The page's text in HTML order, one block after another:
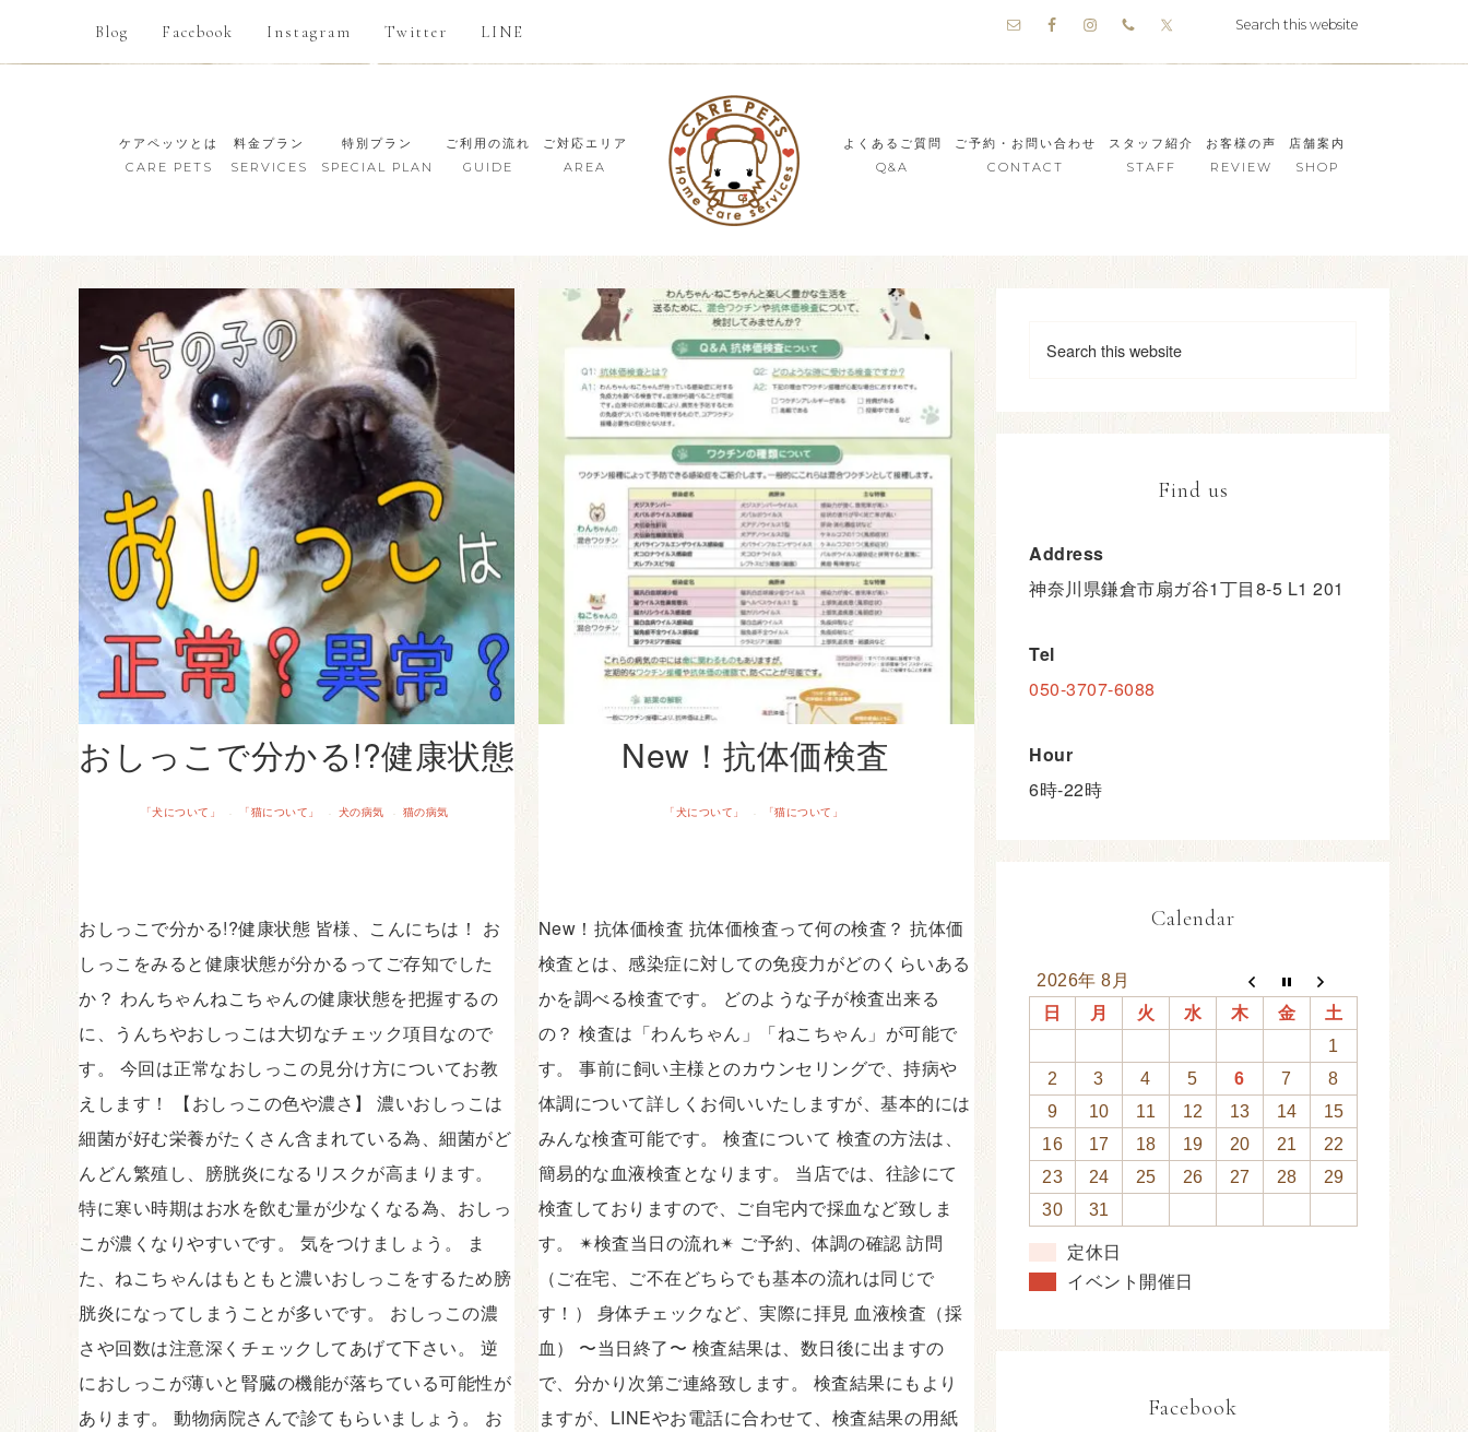
Blog Facebook Instagram Twitter LINE
ケアペッツとは
CARE PETS
料金プラン
SERVICES
特別プラン
SPECIAL PLAN
ご利用の流れ
GUIDE
ご対応エリア
AREA
よくあるご質問
Q&A
ご予約・お問い合わせ
CONTACT
スタッフ紹介
STAFF
お客様の声
REVIEW
店舗案内
SHOP
おしっこで分かる!?健康状態
「犬について」 · 「猫について」 · 犬の病気 · 猫の病気
おしっこで分かる!?健康状態 皆様、こんにちは！ お
しっこをみると健康状態が分かるってご存知でした
か？ わんちゃんねこちゃんの健康状態を把握するの
に、うんちやおしっこは大切なチェック項目なので
す。 今回は正常なおしっこの見分け方についてお教
えします！ 【おしっこの色や濃さ】 濃いおしっこは
細菌が好む栄養がたくさん含まれている為、細菌がど
んどん繁殖し、膀胱炎になるリスクが高まります。
特に寒い時期はお水を飲む量が少なくなる為、おしっ
こが濃くなりやすいです。 気をつけましょう。 ま
た、ねこちゃんはもともと濃いおしっこをするため膀
胱炎になってしまうことが多いです。 おしっこの濃
さや回数は注意深くチェックしてあげて下さい。 逆
におしっこが薄いと腎臓の機能が落ちている可能性が
あります。 動物病院さんで診てもらいましょう。 お
New！抗体価検査
「犬について」 · 「猫について」
New！抗体価検査 抗体価検査って何の検査？ 抗体価
検査とは、感染症に対しての免疫力がどのくらいある
かを調べる検査です。 どのような子が検査出来る
の？ 検査は「わんちゃん」「ねこちゃん」が可能で
す。 事前に飼い主様とのカウンセリングで、持病や
体調について詳しくお伺いいたしますが、基本的には
みんな検査可能です。 検査について 検査の方法は、
簡易的な血液検査となります。 当店では、往診にて
検査しておりますので、ご自宅内で採血など致しま
す。 ✴︎検査当日の流れ✴︎ ご予約、体調の確認 訪問
（ご在宅、ご不在どちらでも基本の流れは同じで
す！） 身体チェックなど、実際に拝見 血液検査（採
血） 〜当日終了〜 検査結果は、数日後に出ますの
で、分かり次第ご連絡致します。 検査結果にもより
ますが、LINEやお電話に合わせて、検査結果の用紙
Find us
Address
神奈川県鎌倉市扇ガ谷1丁目8-5 L1 201
Tel
050-3707-6088
Hour
6時-22時
Calendar
2026年 8月
日
月 火 水 木 金
土
1
2
3 4 5 6 7
8
9
10 11 12 13 14
15
16
17 18 19 20 21
22
23
24 25 26 27 28
29
30
31
定休日
イベント開催日
Facebook